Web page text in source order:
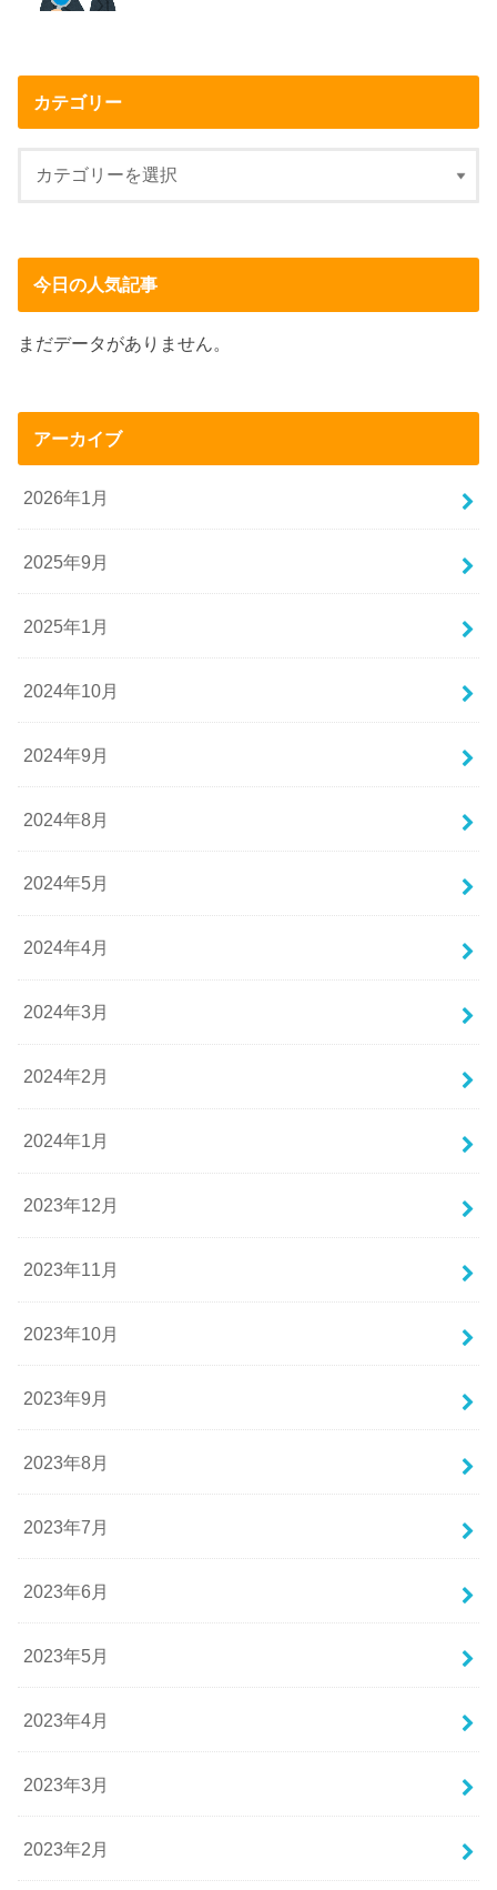
カテゴリー
今日の人気記事
まだデータがありません。
アーカイブ
2026年1月
2025年9月
2025年1月
2024年10月
2024年9月
2024年8月
2024年5月
2024年4月
2024年3月
2024年2月
2024年1月
2023年12月
2023年11月
2023年10月
2023年9月
2023年8月
2023年7月
2023年6月
2023年5月
2023年4月
2023年3月
2023年2月